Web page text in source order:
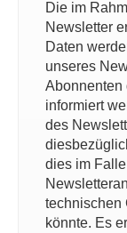
Die im
Newsletter
Daten
unseres
Abonnenten
informiert
des
dies im
technischen
könnte. Es